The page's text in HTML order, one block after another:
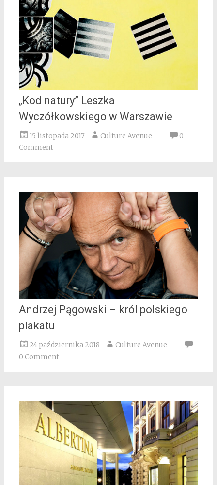
„Kod natury” Leszka
Wyczółkowskiego w Warszawie
15 listopada 2017 Culture Avenue
0
Comment
Andrzej Pągowski – król polskiego
plakatu
24 października 2018
Culture Avenue
0 Comment